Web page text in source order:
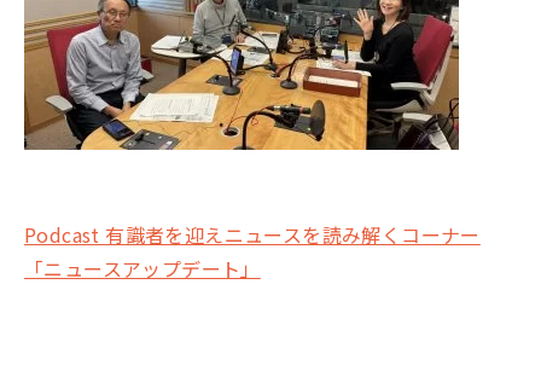
Podcast 有識者を迎えニュースを読み解くコーナー
「ニュースアップデート」